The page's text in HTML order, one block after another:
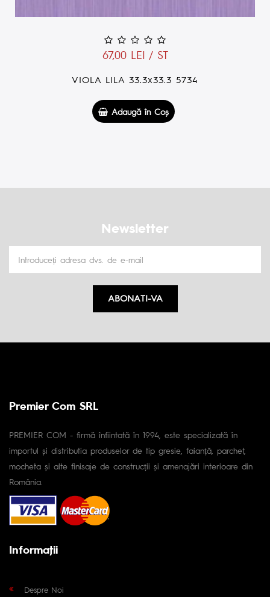
19,00 LEI / ST
VIOLA FLOWERS BROWN 5x50 2466
Adaugă în Coş
Newsletter
ABONATI-VA
Premier Com SRL
PREMIER COM - firmă înfiintată în 1994, este specializată în
importul și distributia produselor de tip gresie, faianță, parchet,
mocheta și alte finisaje de construcții și amenajări interioare din
România.
Informaţii
Despre Noi